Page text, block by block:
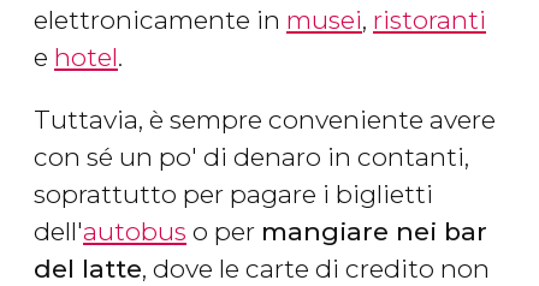
elettronicamente in musei, ristoranti
e hotel.
Tuttavia, è sempre conveniente avere
con sé un po' di denaro in contanti,
soprattutto per pagare i biglietti
dell'autobus o per mangiare nei bar
del latte, dove le carte di credito non